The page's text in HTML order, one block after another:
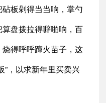
板剁得当当响，掌勺
盘拨拉得噼啪响，百
得呼呼蹿火苗子，这
”，以求新年里买卖兴